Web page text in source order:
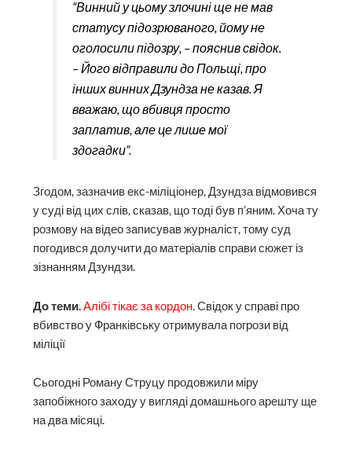
“Винний у цьому злочині ще не мав
статусу підозрюваного, йому не
оголосили підозру, – пояснив свідок.
– Його відправили до Польщі, про
інших винних Дзундза не казав. Я
вважаю, що вбивця просто
заплатив, але це лише мої
здогадки”.
Згодом, зазначив екс-міліціонер, Дзундза відмовився
у суді від цих слів, сказав, що тоді був п’яним. Хоча ту
розмову на відео записував журналіст, тому суд
погодився долучити до матеріалів справи сюжет із
зізнанням Дзундзи.
До теми. Алібі тікає за кордон. Свідок у справі про
вбивство у Франківську отримувала погрози від
міліції
Сьогодні Роману Струцу продовжили міру
запобіжного заходу у вигляді домашнього арешту ще
на два місяці.